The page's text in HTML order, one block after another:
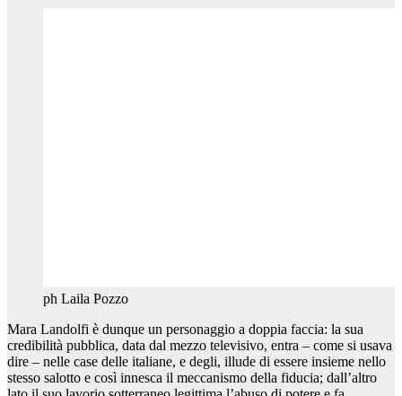
ph Laila Pozzo
Mara Landolfi è dunque un personaggio a doppia faccia: la sua
credibilità pubblica, data dal mezzo televisivo, entra – come si usava
dire – nelle case delle italiane, e degli, illude di essere insieme nello
stesso salotto e così innesca il meccanismo della fiducia; dall’altro